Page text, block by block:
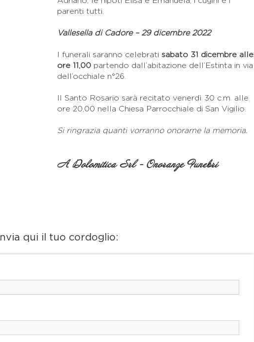
parenti tutti.
Vallesella di Cadore – 29 dicembre 2022
I funerali saranno celebrati sabato 31 dicembre alle
ore 11,00 partendo dall’abitazione dell’Estinta in via
dell’occhiale n°26.
Il Santo Rosario sarà recitato venerdì 30 c.m. alle
ore 20,00 nella Chiesa Parrocchiale di San Vigilio.
Si ringrazia quanti vorranno onorarne la memoria.
A Dolomitica Srl - Onoranze Funebri
Invia qui il tuo cordoglio: